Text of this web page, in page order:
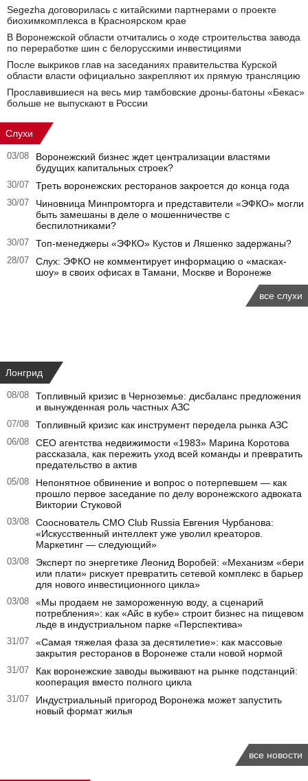
Segezha договорилась с китайскими партнерами о проекте
биохимкомплекса в Красноярском крае
В Воронежской области отчитались о ходе строительства завода
по переработке шин с белорусскими инвестициями
После выкриков глав на заседаниях правительства Курской
области власти официально закрепляют их прямую трансляцию
Прославившиеся на весь мир тамбовские дроны-батоны «Бекас»
больше не выпускают в России
Слухи
03/08
Воронежский бизнес ждет централизации властями
будущих капитальных строек?
30/07 Треть воронежских ресторанов закроется до конца года
30/07
Чиновница Минпромторга и представители «ЭФКО» могли
быть замешаны в деле о мошенничестве с
беспилотниками?
30/07 Топ-менеджеры «ЭФКО» Кустов и Ляшенко задержаны?
28/07
Слух: ЭФКО не комментирует информацию о «масках-
шоу» в своих офисах в Тамани, Москве и Воронеже
все слухи
Лонгрид
08/08
Топливный кризис в Черноземье: дисбаланс предложения
и вынужденная роль частных АЗС
07/08 Топливный кризис как инструмент передела рынка АЗС
06/08
CEO агентства недвижимости «1983» Марина Коротова
рассказала, как пережить уход всей команды и превратить
предательство в актив
05/08
Непонятное обвинение и вопрос о потерпевшем — как
прошло первое заседание по делу воронежского адвоката
Виктории Стуковой
03/08
Сооснователь CMO Club Russia Евгения Чурбанова:
«Искусственный интеллект уже уволил креаторов.
Маркетинг — следующий»
03/08
Эксперт по энергетике Леонид Воробей: «Механизм «бери
или плати» рискует превратить сетевой комплекс в барьер
для нового инвестиционного цикла»
03/08
«Мы продаем не замороженную воду, а сценарий
потребления»: как «Айс в кубе» строит бизнес на пищевом
льде в индустриальном парке «Перспектива»
31/07
«Самая тяжелая фаза за десятилетие»: как массовые
закрытия ресторанов в Воронеже стали новой нормой
31/07
Как воронежские заводы выживают на рынке подстанций:
кооперация вместо полного цикла
31/07
Индустриальный пригород Воронежа может запустить
новый формат жилья
все новости